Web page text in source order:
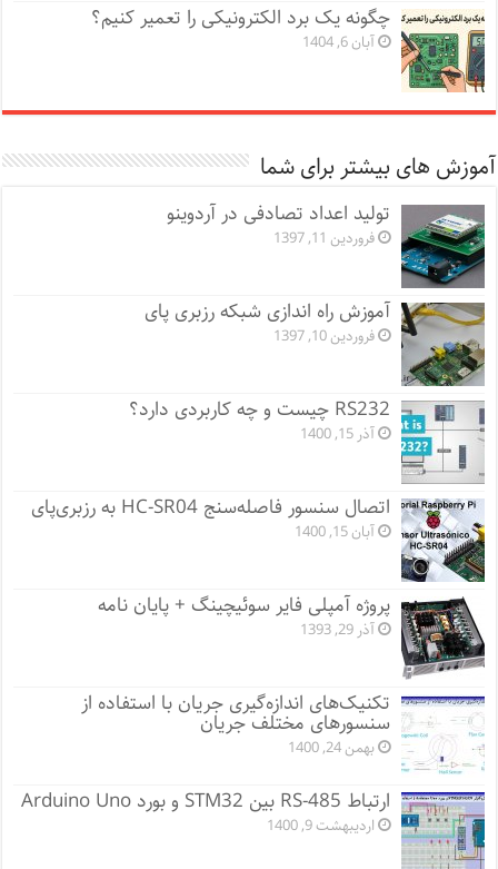
چگونه یک برد الکترونیکی را تعمیر کنیم؟
آبان 6, 1404
آموزش های بیشتر برای شما
تولید اعداد تصادفی در آردوینو
فروردین 11, 1397
آموزش راه اندازی شبکه رزبری پای
فروردین 10, 1397
RS232 چیست و چه کاربردی دارد؟
آذر 15, 1400
اتصال سنسور فاصله‌سنج HC-SR04 به رزبری‌پای
آبان 15, 1400
پروژه آمپلی فایر سوئیچینگ + پایان نامه
آذر 29, 1393
تکنیک‌های اندازه‌گیری جریان با استفاده از
سنسورهای مختلف جریان
بهمن 24, 1400
ارتباط RS-485 بین STM32 و بورد Arduino Uno
اردیبهشت 9, 1400